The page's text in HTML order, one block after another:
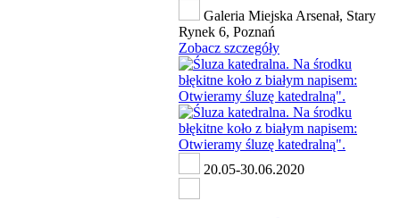
Galeria Miejska Arsenał, Stary
Rynek 6, Poznań
Zobacz szczegóły
20.05-30.06.2020